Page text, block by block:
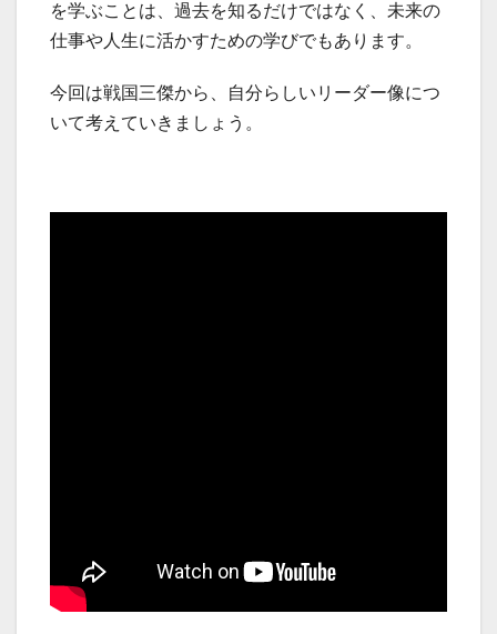
を学ぶことは、過去を知るだけではなく、未来の
仕事や人生に活かすための学びでもあります。
今回は戦国三傑から、自分らしいリーダー像につ
いて考えていきましょう。